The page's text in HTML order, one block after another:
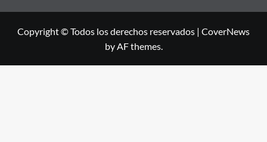
Copyright © Todos los derechos reservados | CoverNews
by AF themes.